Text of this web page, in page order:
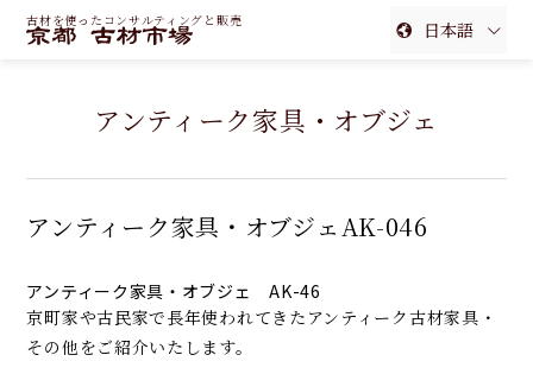
古材を使ったコンサルティングと販売
日本語
簡体中文
繁体中文
アンティーク家具・オブジェ
アンティーク家具・オブジェAK-046
アンティーク家具・オブジェ AK-46
京町家や古民家で長年使われてきたアンティーク古材家具・
その他をご紹介いたします。